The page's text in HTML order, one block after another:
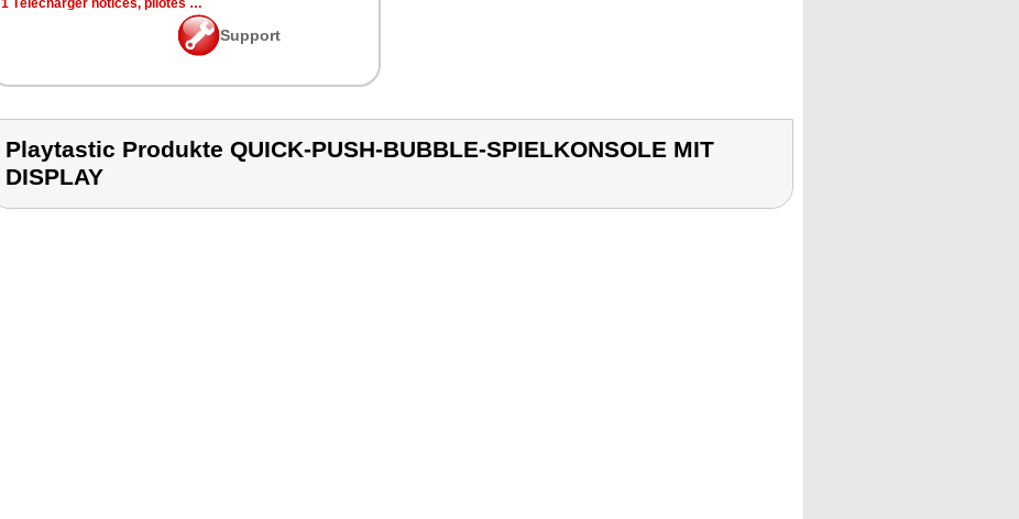
1 Télé­char­ger notices, pilotes …
Sup­port
Playtastic Produkte QUICK-PUSH-BUBBLE-SPIELKONSOLE MIT
DISPLAY